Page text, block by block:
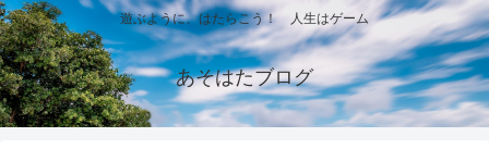
遊ぶように、はたらこう！ 人生はゲーム
あそはたブログ